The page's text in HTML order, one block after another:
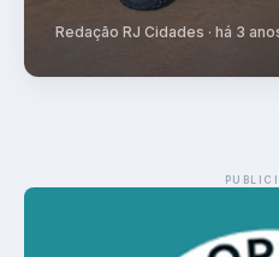
Redação RJ Cidades · há 3